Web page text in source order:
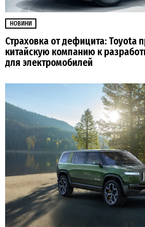
НОВИНИ
Страховка от дефицита: Toyota
китайскую компанию к
для электромобилей